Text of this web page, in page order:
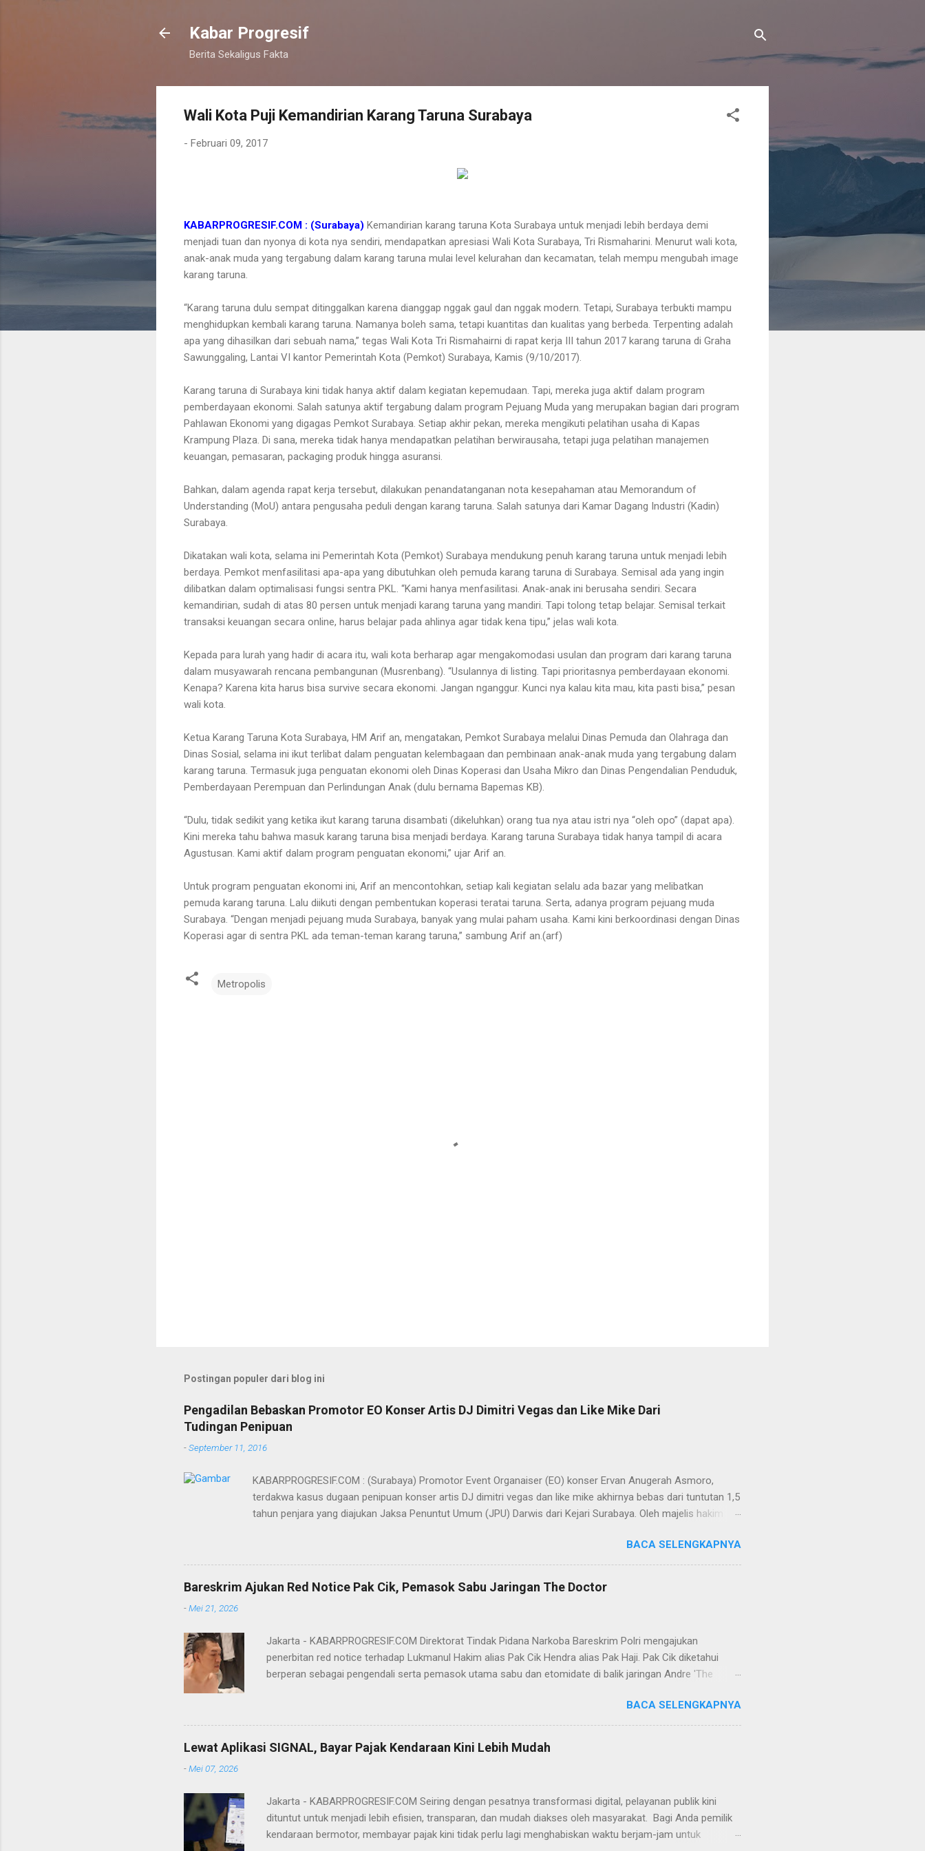
Kabar Progresif
Berita Sekaligus Fakta
Wali Kota Puji Kemandirian Karang Taruna Surabaya
- Februari 09, 2017
KABARPROGRESIF.COM : (Surabaya) Kemandirian karang taruna Kota Surabaya untuk menjadi lebih berdaya demi
menjadi tuan dan nyonya di kota nya sendiri, mendapatkan apresiasi Wali Kota Surabaya, Tri Rismaharini. Menurut wali kota,
anak-anak muda yang tergabung dalam karang taruna mulai level kelurahan dan kecamatan, telah mempu mengubah image
karang taruna.
“Karang taruna dulu sempat ditinggalkan karena dianggap nggak gaul dan nggak modern. Tetapi, Surabaya terbukti mampu
menghidupkan kembali karang taruna. Namanya boleh sama, tetapi kuantitas dan kualitas yang berbeda. Terpenting adalah
apa yang dihasilkan dari sebuah nama,” tegas Wali Kota Tri Rismahairni di rapat kerja III tahun 2017 karang taruna di Graha
Sawunggaling, Lantai VI kantor Pemerintah Kota (Pemkot) Surabaya, Kamis (9/10/2017).
Karang taruna di Surabaya kini tidak hanya aktif dalam kegiatan kepemudaan. Tapi, mereka juga aktif dalam program
pemberdayaan ekonomi. Salah satunya aktif tergabung dalam program Pejuang Muda yang merupakan bagian dari program
Pahlawan Ekonomi yang digagas Pemkot Surabaya. Setiap akhir pekan, mereka mengikuti pelatihan usaha di Kapas
Krampung Plaza. Di sana, mereka tidak hanya mendapatkan pelatihan berwirausaha, tetapi juga pelatihan manajemen
keuangan, pemasaran, packaging produk hingga asuransi.
Bahkan, dalam agenda rapat kerja tersebut, dilakukan penandatanganan nota kesepahaman atau Memorandum of
Understanding (MoU) antara pengusaha peduli dengan karang taruna. Salah satunya dari Kamar Dagang Industri (Kadin)
Surabaya.
Dikatakan wali kota, selama ini Pemerintah Kota (Pemkot) Surabaya mendukung penuh karang taruna untuk menjadi lebih
berdaya. Pemkot menfasilitasi apa-apa yang dibutuhkan oleh pemuda karang taruna di Surabaya. Semisal ada yang ingin
dilibatkan dalam optimalisasi fungsi sentra PKL. “Kami hanya menfasilitasi. Anak-anak ini berusaha sendiri. Secara
kemandirian, sudah di atas 80 persen untuk menjadi karang taruna yang mandiri. Tapi tolong tetap belajar. Semisal terkait
transaksi keuangan secara online, harus belajar pada ahlinya agar tidak kena tipu,” jelas wali kota.
Kepada para lurah yang hadir di acara itu, wali kota berharap agar mengakomodasi usulan dan program dari karang taruna
dalam musyawarah rencana pembangunan (Musrenbang). “Usulannya di listing. Tapi prioritasnya pemberdayaan ekonomi.
Kenapa? Karena kita harus bisa survive secara ekonomi. Jangan nganggur. Kunci nya kalau kita mau, kita pasti bisa,” pesan
wali kota.
Ketua Karang Taruna Kota Surabaya, HM Arif an, mengatakan, Pemkot Surabaya melalui Dinas Pemuda dan Olahraga dan
Dinas Sosial, selama ini ikut terlibat dalam penguatan kelembagaan dan pembinaan anak-anak muda yang tergabung dalam
karang taruna. Termasuk juga penguatan ekonomi oleh Dinas Koperasi dan Usaha Mikro dan Dinas Pengendalian Penduduk,
Pemberdayaan Perempuan dan Perlindungan Anak (dulu bernama Bapemas KB).
“Dulu, tidak sedikit yang ketika ikut karang taruna disambati (dikeluhkan) orang tua nya atau istri nya “oleh opo” (dapat apa).
Kini mereka tahu bahwa masuk karang taruna bisa menjadi berdaya. Karang taruna Surabaya tidak hanya tampil di acara
Agustusan. Kami aktif dalam program penguatan ekonomi,” ujar Arif an.
Untuk program penguatan ekonomi ini, Arif an mencontohkan, setiap kali kegiatan selalu ada bazar yang melibatkan
pemuda karang taruna. Lalu diikuti dengan pembentukan koperasi teratai taruna. Serta, adanya program pejuang muda
Surabaya. “Dengan menjadi pejuang muda Surabaya, banyak yang mulai paham usaha. Kami kini berkoordinasi dengan Dinas
Koperasi agar di sentra PKL ada teman-teman karang taruna,” sambung Arif an.(arf)
Metropolis
Postingan populer dari blog ini
Pengadilan Bebaskan Promotor EO Konser Artis DJ Dimitri Vegas dan Like Mike Dari
Tudingan Penipuan
-September 11, 2016
KABARPROGRESIF.COM : (Surabaya) Promotor Event Organaiser (EO) konser Ervan Anugerah Asmoro,
terdakwa kasus dugaan penipuan konser artis DJ dimitri vegas dan like mike akhirnya bebas dari tuntutan 1,5
tahun penjara yang diajukan Jaksa Penuntut Umum (JPU) Darwis dari Kejari Surabaya. Oleh majelis hakim
pidana. Dalam pertimbangannya, hakim Sigit menerangkan, majelis hakim berpendapat bahwa perbuatan
terdakwa Ervan tersebut tidak terdapat unsur penipuan sehingga dianggap bukan merupakan tindak pidana.
Menurut majelis hakim, kasus yang menjerat Ervan merupakan hubungan hukum keperdataan. Atas dasar
itulah, terdakwa Ervan diputus bebas dari tuntutan hukum (onslag van alle recht vervolging). Menanggapi hal
BACA SELENGKAPNYA
Bareskrim Ajukan Red Notice Pak Cik, Pemasok Sabu Jaringan The Doctor
-Mei 21, 2026
Jakarta - KABARPROGRESIF.COM Direktorat Tindak Pidana Narkoba Bareskrim Polri mengajukan
penerbitan red notice terhadap Lukmanul Hakim alias Pak Cik Hendra alias Pak Haji. Pak Cik diketahui
berperan sebagai pengendali serta pemasok utama sabu dan etomidate di balik jaringan Andre 'The
DPO Lukmanul Hakim alias Hendra alias Pak Haji," kata Direktur Tindak Pidana Narkoba (Dirtipidnarkoba)
Bareskrim Polri Brigjen Eko Hadi Santoso. dalam keterangannya, Rabu (20/5). Eko menerangkan Pak Cik
merupakan warga negara Indonesia (WNI) asal Aceh yang saat ini terdeteksi berada di Malaysia. Namun,
belakangan status kewarganegaraan sudah berpindah menjadi warga negara Saint Kitts and Nevis.
BACA SELENGKAPNYA
Lewat Aplikasi SIGNAL, Bayar Pajak Kendaraan Kini Lebih Mudah
-Mei 07, 2026
Jakarta - KABARPROGRESIF.COM Seiring dengan pesatnya transformasi digital, pelayanan publik kini
dituntut untuk menjadi lebih efisien, transparan, dan mudah diakses oleh masyarakat. Bagi Anda pemilik
kendaraan bermotor, membayar pajak kini tidak perlu lagi menghabiskan waktu berjam-jam untuk